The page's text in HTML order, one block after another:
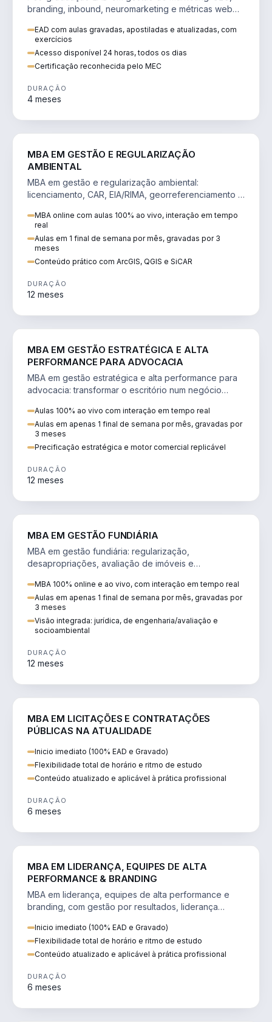
branding, inbound, neuromarketing e métricas web
EAD com aulas gravadas, apostiladas e atualizadas, com
exercícios
Acesso disponível 24 horas, todos os dias
Certificação reconhecida pelo MEC
DURAÇÃO
4 meses
MBA EM GESTÃO E REGULARIZAÇÃO
AMBIENTAL
MBA em gestão e regularização ambiental:
licenciamento, CAR, EIA/RIMA, georreferenciamento e
MBA online com aulas 100% ao vivo, interação em tempo
real
Aulas em 1 final de semana por mês, gravadas por 3
meses
Conteúdo prático com ArcGIS, QGIS e SiCAR
DURAÇÃO
12 meses
MBA EM GESTÃO ESTRATÉGICA E ALTA
PERFORMANCE PARA ADVOCACIA
MBA em gestão estratégica e alta performance para
advocacia: transformar o escritório num negócio
Aulas 100% ao vivo com interação em tempo real
Aulas em apenas 1 final de semana por mês, gravadas por
3 meses
Precificação estratégica e motor comercial replicável
DURAÇÃO
12 meses
MBA EM GESTÃO FUNDIÁRIA
MBA em gestão fundiária: regularização,
desapropriações, avaliação de imóveis e
MBA 100% online e ao vivo, com interação em tempo real
Aulas em apenas 1 final de semana por mês, gravadas por
3 meses
Visão integrada: jurídica, de engenharia/avaliação e
socioambiental
DURAÇÃO
12 meses
MBA EM LICITAÇÕES E CONTRATAÇÕES
PÚBLICAS NA ATUALIDADE
Inicio imediato (100% EAD e Gravado)
Flexibilidade total de horário e ritmo de estudo
Conteúdo atualizado e aplicável à prática profissional
DURAÇÃO
6 meses
MBA EM LIDERANÇA, EQUIPES DE ALTA
PERFORMANCE & BRANDING
MBA em liderança, equipes de alta performance e
branding, com gestão por resultados, liderança
Inicio imediato (100% EAD e Gravado)
Flexibilidade total de horário e ritmo de estudo
Conteúdo atualizado e aplicável à prática profissional
DURAÇÃO
6 meses